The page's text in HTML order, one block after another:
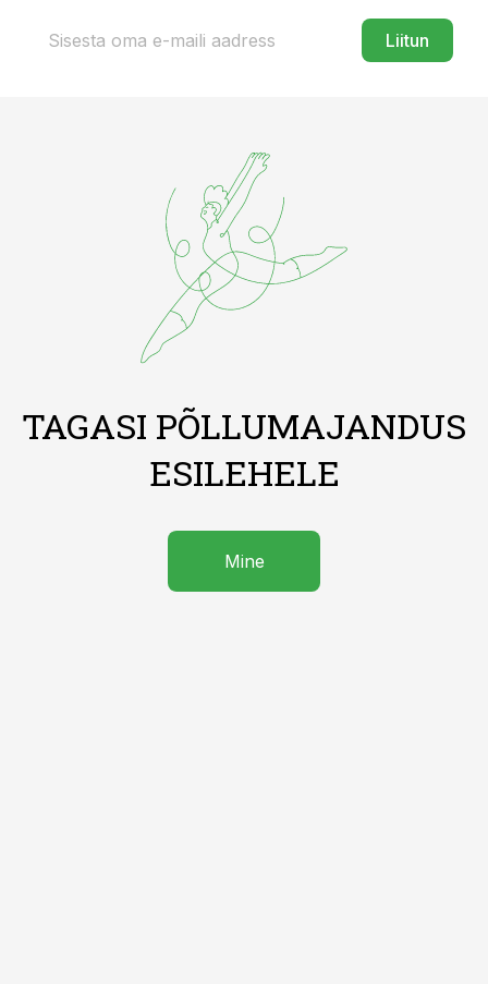
Liitun
TAGASI PÕLLUMAJANDUS
ESILEHELE
Mine